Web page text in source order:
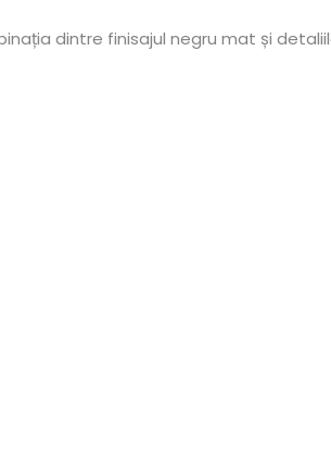
dintre finisajul negru mat și